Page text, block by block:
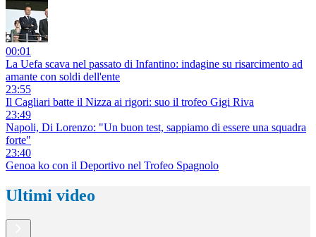
00:01
La Uefa scava nel passato di Infantino: indagine su risarcimento ad
amante con soldi dell'ente
23:55
Il Cagliari batte il Nizza ai rigori: suo il trofeo Gigi Riva
23:49
Napoli, Di Lorenzo: "Un buon test, sappiamo di essere una squadra
forte"
23:40
Genoa ko con il Deportivo nel Trofeo Spagnolo
Ultimi video